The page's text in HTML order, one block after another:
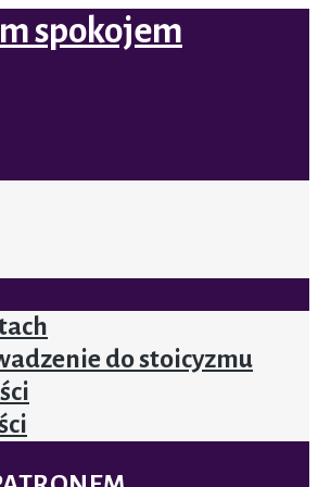
do stoicyzmu